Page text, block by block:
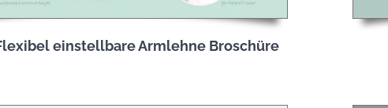
einstellbare Armlehne Broschüre